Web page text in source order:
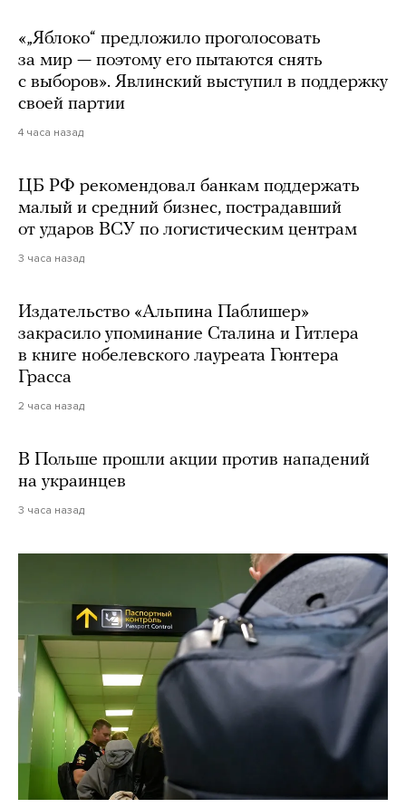
«„Яблоко“ предложило проголосовать
за мир — поэтому его пытаются снять
с выборов». Явлинский выступил в поддержку
своей партии
4 часа назад
ЦБ РФ рекомендовал банкам поддержать
малый и средний бизнес, пострадавший
от ударов ВСУ по логистическим центрам
3 часа назад
Издательство «Альпина Паблишер»
закрасило упоминание Сталина и Гитлера
в книге нобелевского лауреата Гюнтера
Грасса
2 часа назад
В Польше прошли акции против нападений
на украинцев
3 часа назад